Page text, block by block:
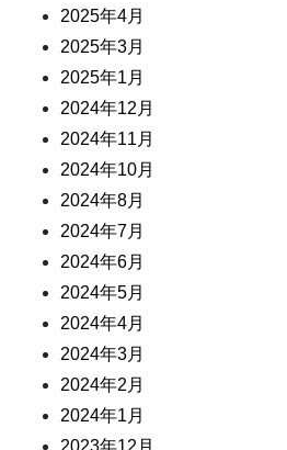
2025年4月
2025年3月
2025年1月
2024年12月
2024年11月
2024年10月
2024年8月
2024年7月
2024年6月
2024年5月
2024年4月
2024年3月
2024年2月
2024年1月